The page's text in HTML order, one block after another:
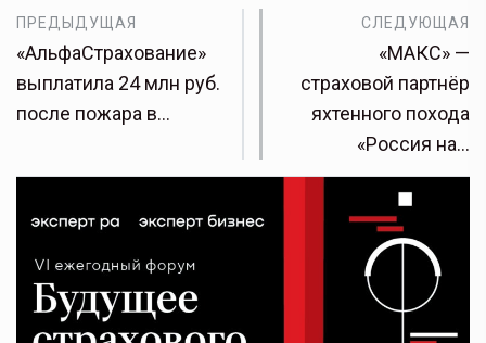
ПРЕДЫДУЩАЯ
«АльфаСтрахование»
выплатила 24 млн руб.
после пожара в…
СЛЕДУЮЩАЯ
«МАКС» —
страховой партнёр
яхтенного похода
«Россия на…